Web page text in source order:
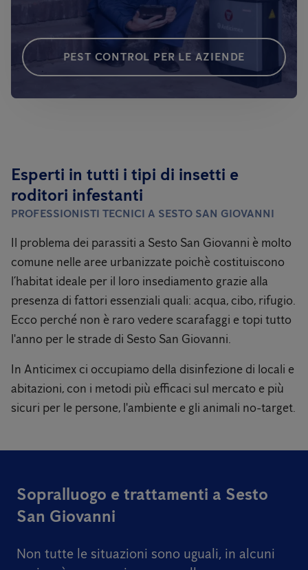
PEST CONTROL PER LE AZIENDE
Esperti in tutti i tipi di insetti e
roditori infestanti
PROFESSIONISTI TECNICI A SESTO SAN GIOVANNI
Il problema dei parassiti a Sesto San Giovanni è molto
comune nelle aree urbanizzate poichè costituiscono
l’habitat ideale per il loro insediamento grazie alla
presenza di fattori essenziali quali: acqua, cibo, rifugio.
Ecco perché non è raro vedere scarafaggi e topi tutto
l'anno per le strade di Sesto San Giovanni.
In Anticimex ci occupiamo della disinfezione di locali e
abitazioni, con i metodi più efficaci sul mercato e più
sicuri per le persone, l'ambiente e gli animali no-target.
Sopralluogo e trattamenti a Sesto
San Giovanni
Non tutte le situazioni sono uguali, in alcuni